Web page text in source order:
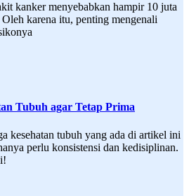
kanker menyebabkan hampir 10 juta
karena itu, penting mengenali
Tubuh agar Tetap Prima
kesehatan tubuh yang ada di artikel ini
perlu konsistensi dan kedisiplinan.